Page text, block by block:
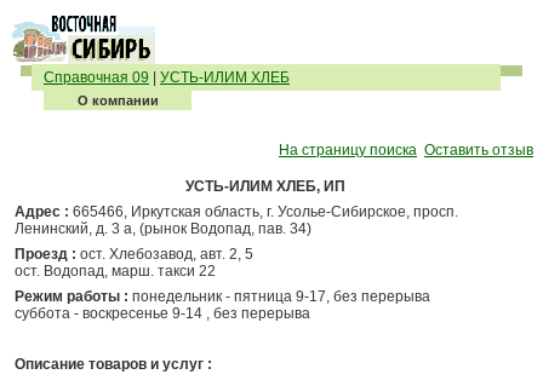
Справочная 09 УСТЬ-ИЛИМ ХЛЕБ
О компании
На страницу поиска Оставить отзыв
УСТЬ-ИЛИМ ХЛЕБ, ИП
Адрес : 665466, Иркутская область, г. Усолье-Сибирское, просп.
Ленинский, д. 3 а, (рынок Водопад, пав. 34)
Проезд : ост. Хлебозавод, авт. 2, 5
ост. Водопад, марш. такси 22
Режим работы : понедельник - пятница 9-17, без перерыва
суббота - воскресенье 9-14 , без перерыва
Описание товаров и услуг :